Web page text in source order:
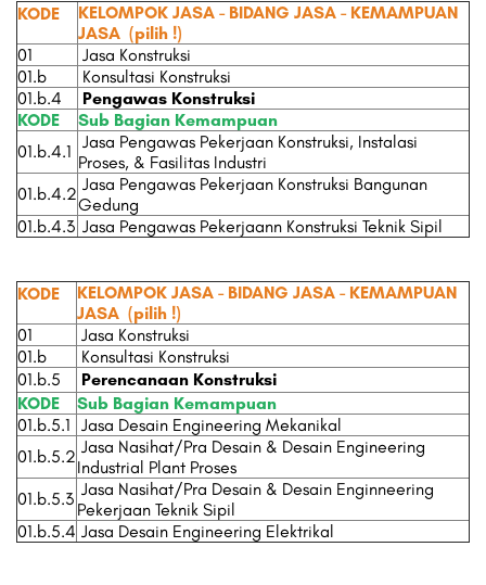
KODE
KELOMPOK JASA - BIDANG JASA - KEMAMPUAN
JASA (pilih !)
01
Jasa Konstruksi
01.b
Konsultasi Konstruksi
01.b.4
Pengawas Konstruksi
KODE
Sub Bagian Kemampuan
01.b.4.1 Jasa Pengawas Pekerjaan Konstruksi, Instalasi
Proses, & Fasilitas Industri
01.b.4.2 Jasa Pengawas Pekerjaan Konstruksi Bangunan
Gedung
01.b.4.3 Jasa Pengawas Pekerjaann Konstruksi Teknik Sipil
KODE
KELOMPOK JASA - BIDANG JASA - KEMAMPUAN
JASA (pilih !)
01
Jasa Konstruksi
01.b
Konsultasi Konstruksi
01.b.5
Perencanaan Konstruksi
KODE
Sub Bagian Kemampuan
01.b.5.1 Jasa Desain Engineering Mekanikal
01.b.5.2 Jasa Nasihat/Pra Desain & Desain Engineering
Industrial Plant Proses
01.b.5.3 Jasa Nasihat/Pra Desain & Desain Enginneering
Pekerjaan Teknik Sipil
01.b.5.4 Jasa Desain Engineering Elektrikal